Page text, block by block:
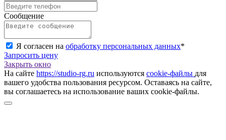
Сообщение
Я согласен на обработку персональных данных*
Запросить цену
Закрыть окно
На сайте https://studio-rg.ru используются cookie-файлы для
вашего удобства пользования ресурсом. Оставаясь на сайте,
вы соглашаетесь на использование ваших cookie-файлы.